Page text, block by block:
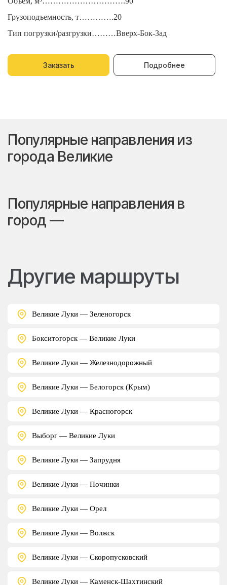
Грузоподъемность, т………….20
Тип погрузки/разгрузки………Вверх-Бок-Зад
Заказать Подробнее
Популярные направления из
города Великие
Популярные направления в
город —
Другие маршруты
Великие Луки — Зеленогорск
Бокситогорск — Великие Луки
Великие Луки — Железнодорожный
Великие Луки — Белогорск (Крым)
Великие Луки — Красногорск
Выборг — Великие Луки
Великие Луки — Запрудня
Великие Луки — Починки
Великие Луки — Орел
Великие Луки — Волжск
Великие Луки — Скоропусковский
Великие Луки — Каменск-Шахтинский